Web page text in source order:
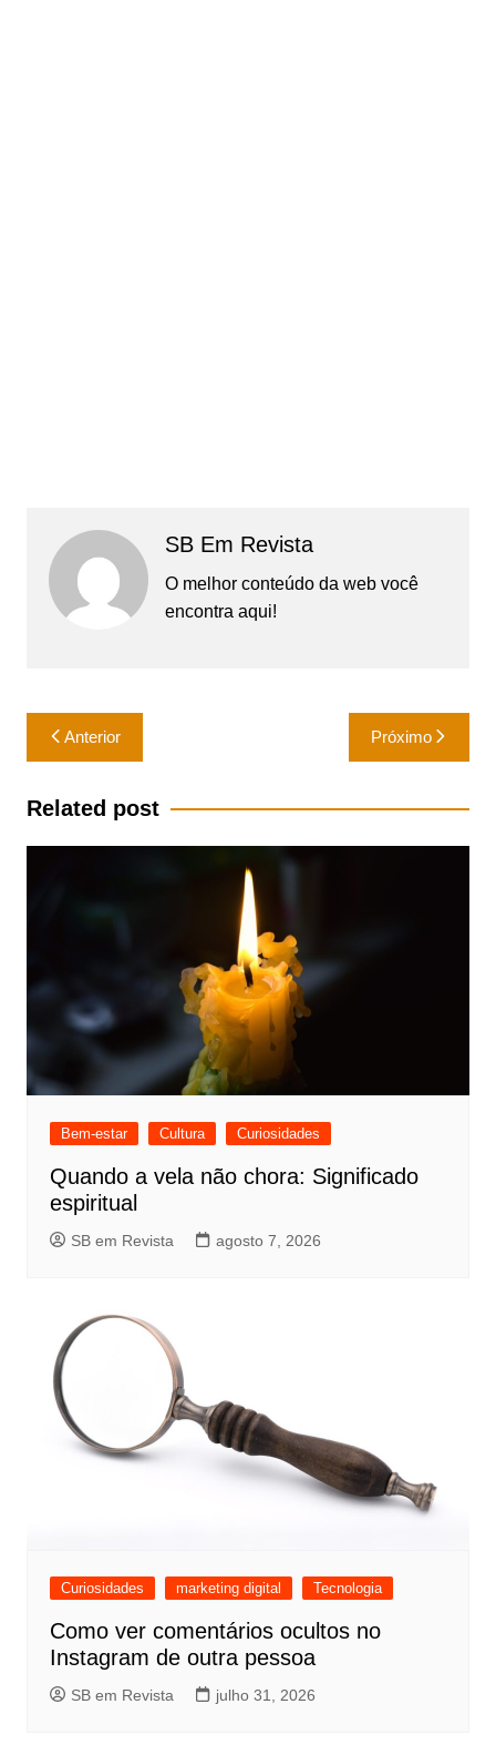
SB Em Revista
O melhor conteúdo da web você
encontra aqui!
Navegação
de
Post
Anterior Próximo
Related post
Bem-estar Cultura Curiosidades
Quando a vela não chora: Significado
espiritual
SB em Revista agosto 7, 2026
Curiosidades marketing digital Tecnologia
Como ver comentários ocultos no
Instagram de outra pessoa
SB em Revista julho 31, 2026